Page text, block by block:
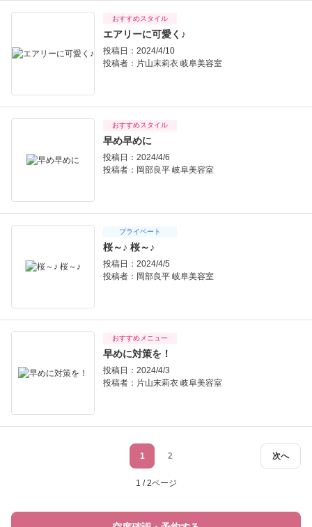
おすすめスタイル
エアリーに可愛く♪
投稿日：2024/4/10
投稿者： 片山末莉衣 岐阜美容室
おすすめスタイル
早め早めに
投稿日：2024/4/6
投稿者： 岡部良平 岐阜美容室
プライベート
桜～♪ 桜～♪
投稿日：2024/4/5
投稿者： 岡部良平 岐阜美容室
おすすめメニュー
早めに対策を！
投稿日：2024/4/3
投稿者： 片山末莉衣 岐阜美容室
次へ
1 2
1 / 2ページ